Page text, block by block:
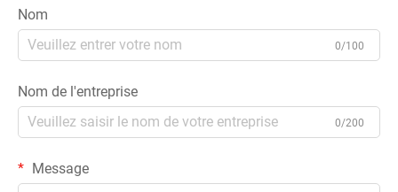
Nom
0/100
Nom de l'entreprise
0/200
Message